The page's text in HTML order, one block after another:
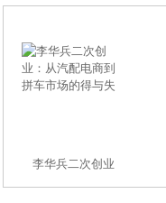
李华兵二次创业